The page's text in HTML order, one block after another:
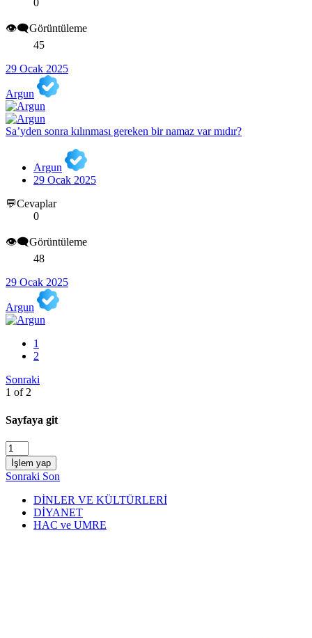
0
👁️‍🗨️Görüntüleme
45
29 Ocak 2025
Argun
Sa’yden sonra kılınması gereken bir namaz var mıdır?
Argun
29 Ocak 2025
💬Cevaplar
0
👁️‍🗨️Görüntüleme
48
29 Ocak 2025
Argun
1
2
Sonraki
1 of 2
Sayfaya git
İşlem yap
Sonraki Son
DİNLER VE KÜLTÜRLERİ
DİYANET
HAC ve UMRE